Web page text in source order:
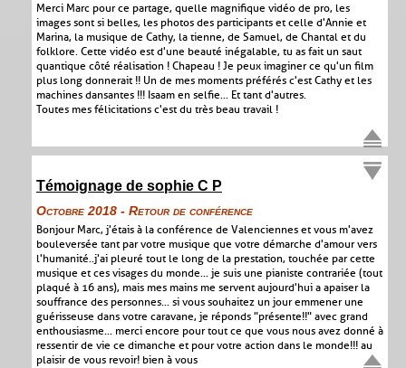
Merci Marc pour ce partage, quelle magnifique vidéo de pro, les
images sont si belles, les photos des participants et celle d'Annie et
Marina, la musique de Cathy, la tienne, de Samuel, de Chantal et du
folklore. Cette vidéo est d'une beauté inégalable, tu as fait un saut
quantique côté réalisation ! Chapeau ! Je peux imaginer ce qu'un film
plus long donnerait !! Un de mes moments préférés c'est Cathy et les
machines dansantes !!! Isaam en selfie... Et tant d'autres.
Toutes mes félicitations c'est du très beau travail !
Témoignage de sophie C P
Octobre 2018 - Retour de conférence
Bonjour Marc, j'étais à la conférence de Valenciennes et vous m'avez
bouleversée tant par votre musique que votre démarche d'amour vers
l'humanité..j'ai pleuré tout le long de la prestation, touchée par cette
musique et ces visages du monde... je suis une pianiste contrariée (tout
plaqué à 16 ans), mais mes mains me servent aujourd'hui a apaiser la
souffrance des personnes... si vous souhaitez un jour emmener une
guérisseuse dans votre caravane, je réponds "présente!!" avec grand
enthousiasme... merci encore pour tout ce que vous nous avez donné à
ressentir de vie ce dimanche et pour votre action dans le monde!!! au
plaisir de vous revoir! bien à vous